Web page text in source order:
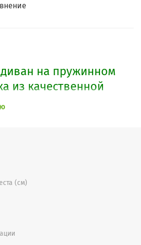
на пружинном
из качественной
обшиты
большой ящик для
надежных
особенность
его ровное спальное
возможно
(см)